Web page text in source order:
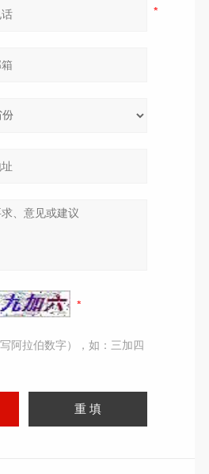
阿拉伯数字），如：三加四